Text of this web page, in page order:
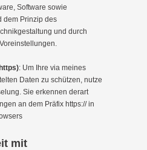
Software sowie
dem Prinzip des
und durch
: Um Ihre via meines
Daten zu schützen, nutze
Sie erkennen derart
an dem Präfix https:// in
mit